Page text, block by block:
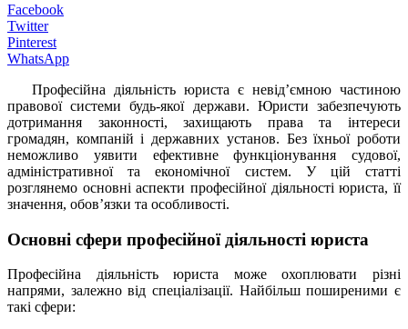
Facebook
Twitter
Pinterest
WhatsApp
Професійна діяльність юриста є невід’ємною частиною
правової системи будь-якої держави. Юристи забезпечують
дотримання законності, захищають права та інтереси
громадян, компаній і державних установ. Без їхньої роботи
неможливо уявити ефективне функціонування судової,
адміністративної та економічної систем. У цій статті
розглянемо основні аспекти професійної діяльності юриста, її
значення, обов’язки та особливості.
Основні сфери професійної діяльності юриста
Професійна діяльність юриста може охоплювати різні
напрями, залежно від спеціалізації. Найбільш поширеними є
такі сфери: